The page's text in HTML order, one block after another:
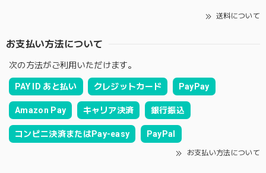
送料について
お支払い方法について
次の方法がご利用いただけます。
PAY ID あと払い クレジットカード PayPay
Amazon Pay キャリア決済 銀行振込
コンビニ決済またはPay-easy PayPal
お支払い方法について